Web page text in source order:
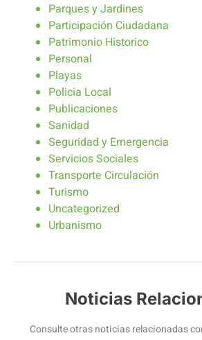
Parques y Jardines
Participación Ciudadana
Patrimonio Historico
Personal
Playas
Policia Local
Publicaciones
Sanidad
Seguridad y Emergencia
Servicios Sociales
Transporte Circulación
Turismo
Uncategorized
Urbanismo
Noticias
Consulte otras noticias relacionadas